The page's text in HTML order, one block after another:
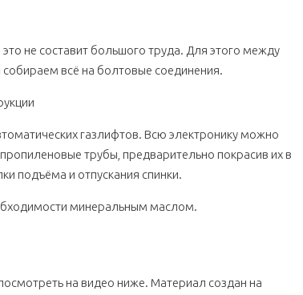
не составит большого труда. Для этого между
собираем всё на болтовые соединения.
газлифтов. Всю электронику можно
трубы, предварительно покрасив их в
подъёма и отпускания спинки.
минеральным маслом.
на видео ниже. Материал создан на